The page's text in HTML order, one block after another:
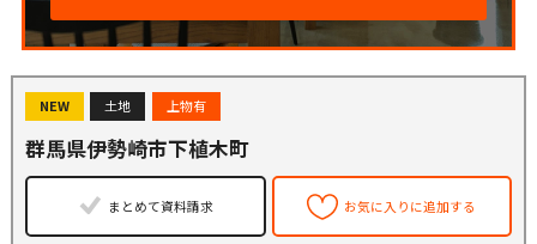
NEW 土地 上物有
群馬県伊勢崎市下植木町
まとめて資料請求 お気に入りに追加する